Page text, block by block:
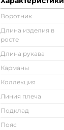
Воротник
Длина изделия в
росте
Длина рукава
Карманы
Коллекция
Линия плеча
Подклад
Пояс